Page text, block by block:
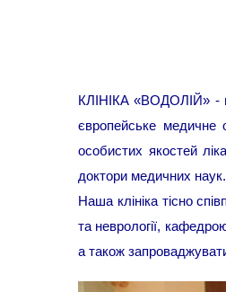
КЛІНІКА «ВОДОЛІЙ» -
європейське медичне
особистих якостей
доктори медичних наук.
Наша клініка тісно
та неврології,
а також